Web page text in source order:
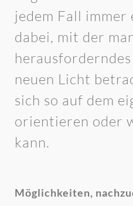
jedem Fall immer
dabei, mit der
neuen Licht
sich so auf dem
orientieren oder
kann.
Möglichkeiten,